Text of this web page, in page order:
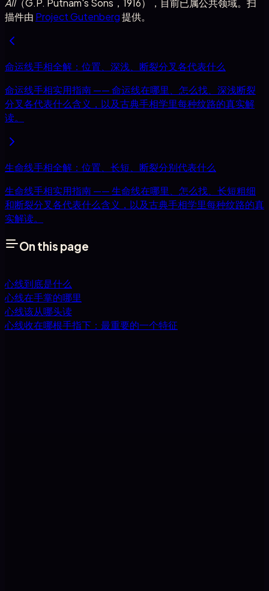
描件由 Project Gutenberg提供。
命运线手相全解：位置、深浅、断裂分叉各代表什么
命运线手相实用指南 —— 命运线在哪里、怎么找、深浅断裂
分叉各代表什么含义，以及古典手相学里每种纹路的真实解
读。
生命线手相全解：位置、长短、断裂分别代表什么
生命线手相实用指南 —— 生命线在哪里、怎么找、长短粗细
和断裂分叉各代表什么含义，以及古典手相学里每种纹路的真
实解读。
On this page
心线到底是什么
心线在手掌的哪里
心线该从哪头读
心线收在哪根手指下：最重要的一个特征